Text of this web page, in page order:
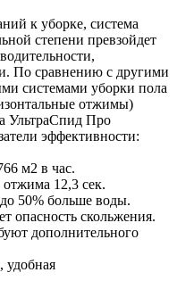
к уборке, система
степени превзойдет
По сравнению с другими
системами уборки пола
отжимы)
УльтраСпид Про
эффективности:
м2 в час.
12,3 сек.
50% больше воды.
опасность скольжения.
дополнительного
удобная